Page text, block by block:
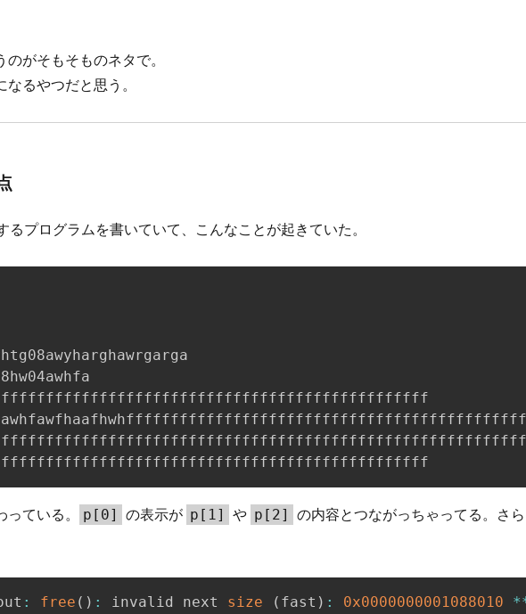
がそもそものネタで。
るやつだと思う。
プログラムを書いていて、こんなことが起きていた。
ている。 p[0] の表示が p[1] や p[2]
の内容とつながっちゃってる。さ
: free ( ) : invalid next size ( fast ) : 0x0000000001088010 *